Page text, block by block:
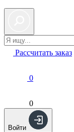
Рассчитать заказ
0
0
Войти